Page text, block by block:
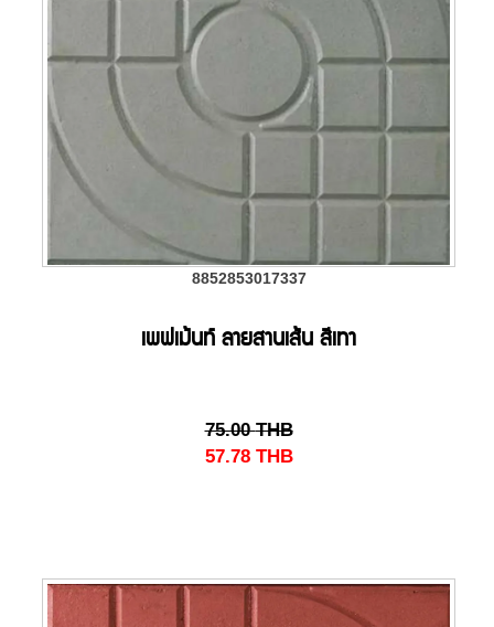
8852853017337
เพฟเม้นท์ ลายสานเส้น สีเทา
75.00 THB
57.78 THB